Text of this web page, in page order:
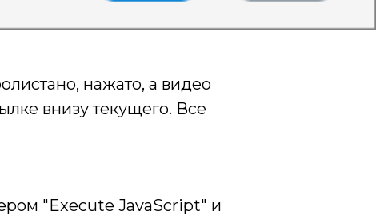
нажато, а видео
внизу текущего. Все
"Execute JavaScript" и